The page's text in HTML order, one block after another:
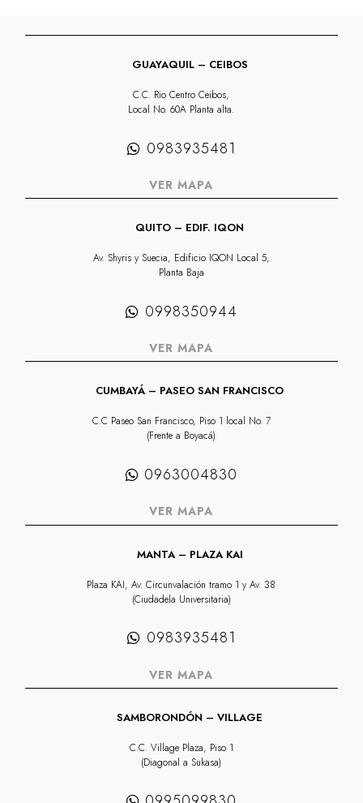
GUAYAQUIL – CEIBOS
C.C. Rio Centro Ceibos,
Local No. 60A Planta alta.
0983935481
VER MAPA
QUITO – EDIF. IQON
Av. Shyris y Suecia, Edificio IQON Local 5,
Planta Baja
0998350944
VER MAPA
CUMBAYÁ – PASEO SAN FRANCISCO
C.C Paseo San Francisco, Piso 1 local No. 7
(Frente a Boyacá)
0963004830
VER MAPA
MANTA – PLAZA KAI
Plaza KAI, Av. Circunvalación tramo 1 y Av. 38
(Ciudadela Universitaria)
0983935481
VER MAPA
SAMBORONDÓN – VILLAGE
C.C. Village Plaza, Piso 1
(Diagonal a Sukasa)